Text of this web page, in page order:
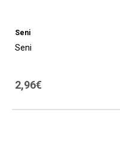
Seni
Seni
2,96€